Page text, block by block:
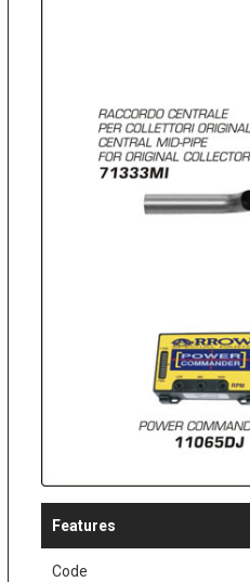
Features
Code